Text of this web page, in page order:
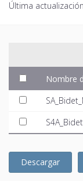
Última
Nombre
Descargar